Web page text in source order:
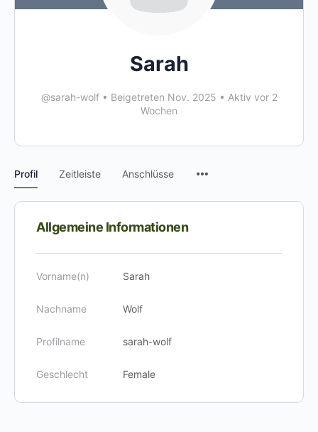
Sarah
@sarah-wolf • Beigetreten Nov. 2025 • Aktiv vor 2
Wochen
Profil Zeitleiste Anschlüsse
Allgemeine Informationen
Vorname(n) Sarah
Nachname Wolf
Profilname sarah-wolf
Geschlecht Female